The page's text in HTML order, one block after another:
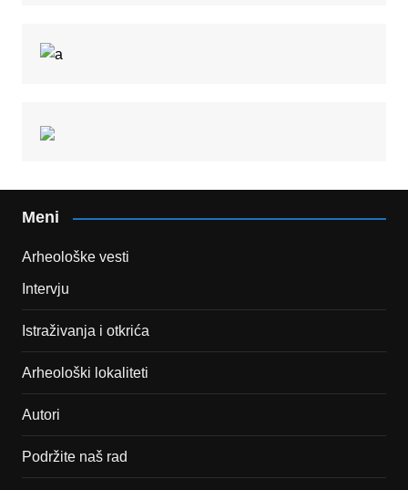
Meni
Arheološke vesti
Intervju
Istraživanja i otkrića
Arheološki lokaliteti
Autori
Podržite naš rad